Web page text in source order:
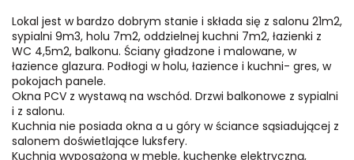
Lokal jest w bardzo dobrym stanie i składa się z salonu 21m2,
sypialni 9m3, holu 7m2, oddzielnej kuchni 7m2, łazienki z
WC 4,5m2, balkonu. Ściany gładzone i malowane, w
łazience glazura. Podłogi w holu, łazience i kuchni- gres, w
pokojach panele.
Okna PCV z wystawą na wschód. Drzwi balkonowe z sypialni
i z salonu.
Kuchnia nie posiada okna a u góry w ściance sąsiadującej z
salonem doświetlające luksfery.
Kuchnia wyposażona w meble, kuchenkę elektryczną,